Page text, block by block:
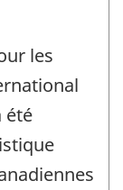
les
été